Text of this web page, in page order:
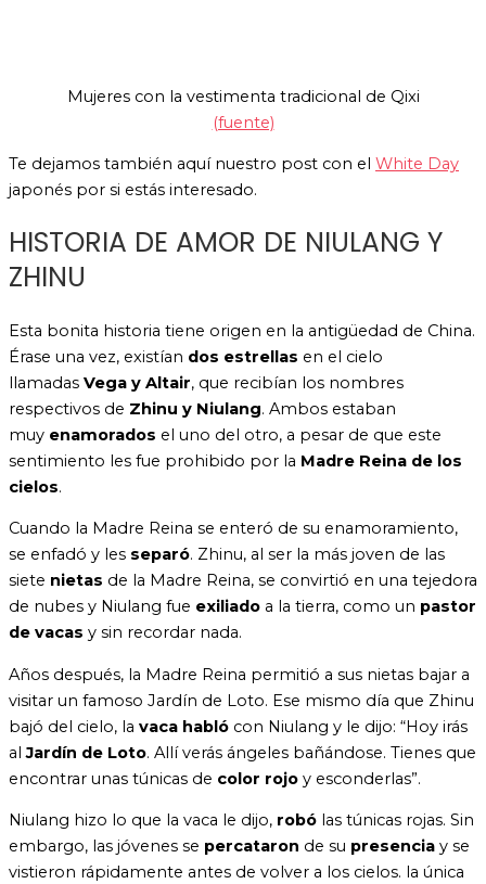
Mujeres con la vestimenta tradicional de Qixi
(fuente)
Te dejamos también aquí nuestro post con el White Day
japonés por si estás interesado.
HISTORIA DE AMOR DE NIULANG Y
ZHINU
Esta bonita historia tiene origen en la antigüedad de China.
Érase una vez, existían dos estrellas en el cielo
llamadas Vega y Altair, que recibían los nombres
respectivos de Zhinu y Niulang. Ambos estaban
muy enamorados el uno del otro, a pesar de que este
sentimiento les fue prohibido por la Madre Reina de los
cielos.
Cuando la Madre Reina se enteró de su enamoramiento,
se enfadó y les separó. Zhinu, al ser la más joven de las
siete nietas de la Madre Reina, se convirtió en una tejedora
de nubes y Niulang fue exiliado a la tierra, como un pastor
de vacas y sin recordar nada.
Años después, la Madre Reina permitió a sus nietas bajar a
visitar un famoso Jardín de Loto. Ese mismo día que Zhinu
bajó del cielo, la vaca habló con Niulang y le dijo: “Hoy irás
alJardín de Loto. Allí verás ángeles bañándose. Tienes que
encontrar unas túnicas de color rojo y esconderlas”.
Niulang hizo lo que la vaca le dijo, robó las túnicas rojas. Sin
embargo, las jóvenes se percataron de su presencia y se
vistieron rápidamente antes de volver a los cielos. la única